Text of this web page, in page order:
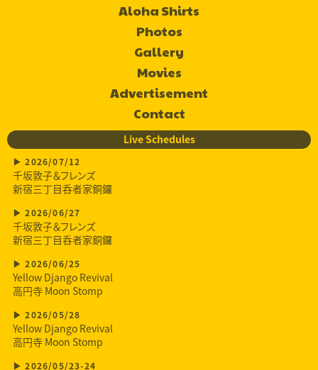
Aloha Shirts
Photos
Gallery
Movies
Advertisement
Contact
Live Schedules
2026/07/12
千坂敦子＆フレンズ
新宿三丁目呑者家銅鑼
2026/06/27
千坂敦子＆フレンズ
新宿三丁目呑者家銅鑼
2026/06/25
Yellow Django Revival
高円寺 Moon Stomp
2026/05/28
Yellow Django Revival
高円寺 Moon Stomp
2026/05/23-24